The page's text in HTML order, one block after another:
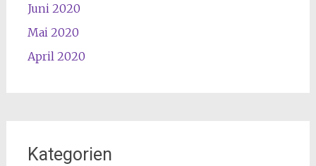
Juni 2020
Mai 2020
April 2020
Kategorien